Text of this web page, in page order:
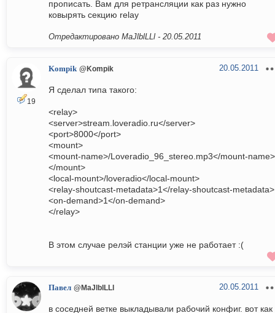
прописать. Вам для ретрансляции как раз нужно
ковырять секцию relay
Отредактировано MaJlblLLl - 20.05.2011
19
Kompik @Kompik 20.05.2011
Я сделал типа такого:
<relay>
<server>stream.loveradio.ru</server>
<port>8000</port>
<mount>
<mount-name>/Loveradio_96_stereo.mp3</mount-name>
</mount>
<local-mount>/loveradio</local-mount>
<relay-shoutcast-metadata>1</relay-shoutcast-metadata>
<on-demand>1</on-demand>
</relay>
В этом случае релэй станции уже не работает :(
Павел @MaJlblLLl 20.05.2011
в соседней ветке выкладывали рабочий конфиг. вот как